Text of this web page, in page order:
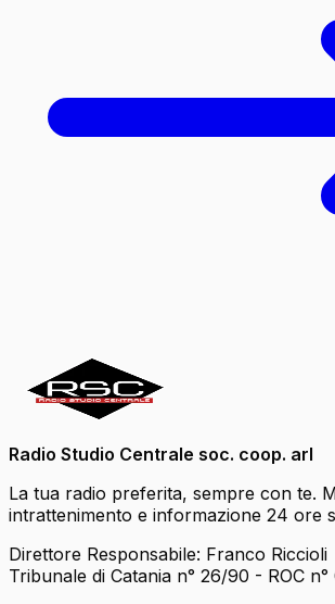
Radio Studio Centrale soc. coop. arl
La tua radio preferita, sempre con te.
intrattenimento e informazione 24 ore
Direttore Responsabile: Franco Riccioli
Tribunale di Catania n° 26/90 - ROC n°